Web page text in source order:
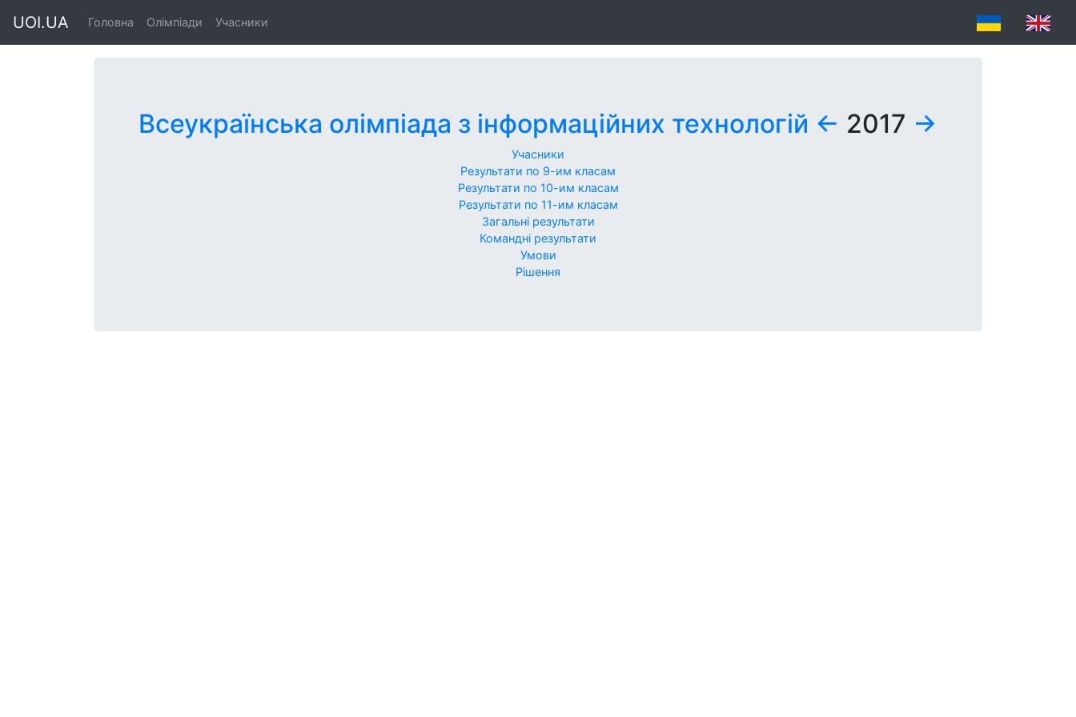
UOI.UA Головна Олімпіади Учасники
Всеукраїнська олімпіада з інформаційних технологій ← 2017 →
Учасники
Результати по 9-им класам
Результати по 10-им класам
Результати по 11-им класам
Загальні результати
Командні результати
Умови
Рішення